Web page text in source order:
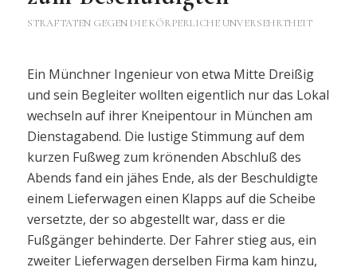
STRAFTATEN GEGEN DIE KÖRPERLICHE UNVERSEHRTHEIT
Ein Münchner Ingenieur von etwa Mitte Dreißig
und sein Begleiter wollten eigentlich nur das Lokal
wechseln auf ihrer Kneipentour in München am
Dienstagabend. Die lustige Stimmung auf dem
kurzen Fußweg zum krönenden Abschluß des
Abends fand ein jähes Ende, als der Beschuldigte
einem Lieferwagen einen Klapps auf die Scheibe
versetzte, der so abgestellt war, dass er die
Fußgänger behinderte. Der Fahrer stieg aus, ein
zweiter Lieferwagen derselben Firma kam hinzu,